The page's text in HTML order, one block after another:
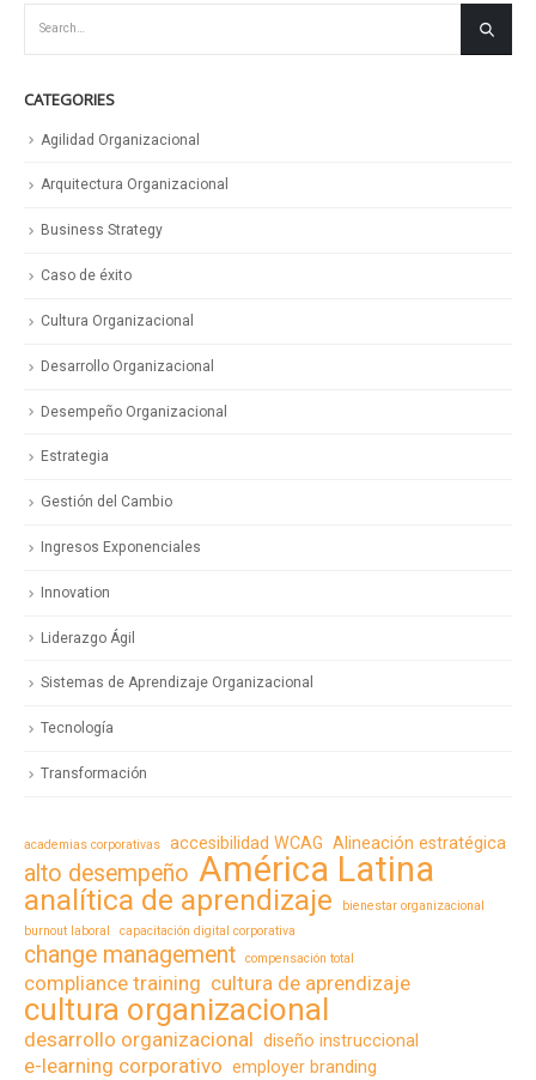
CATEGORIES
Agilidad Organizacional
Arquitectura Organizacional
Business Strategy
Caso de éxito
Cultura Organizacional
Desarrollo Organizacional
Desempeño Organizacional
Estrategia
Gestión del Cambio
Ingresos Exponenciales
Innovation
Liderazgo Ágil
Sistemas de Aprendizaje Organizacional
Tecnología
Transformación
academias corporativas accesibilidad WCAG Alineación estratégica
alto desempeño América Latina
analítica de aprendizaje
bienestar organizacional
burnout laboral
capacitación digital corporativa
change management compensación total
compliance training cultura de aprendizaje
cultura organizacional
desarrollo organizacional diseño instruccional
e-learning corporativo employer branding